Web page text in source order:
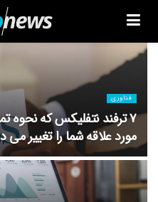
فناوری
۷ ترفند نتفلیکس که نحوه
مورد علاقه شما را تغییر می